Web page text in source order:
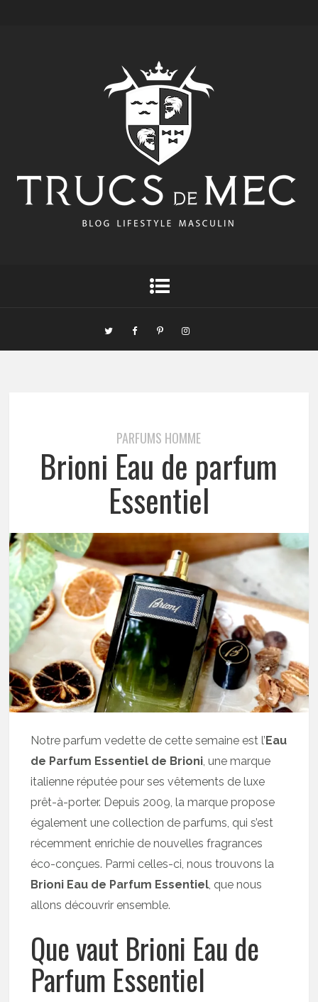
PARFUMS HOMME
Brioni Eau de parfum
Essentiel
Notre parfum vedette de cette semaine est l’ Eau
de Parfum Essentiel de Brioni, une marque
italienne réputée pour ses vêtements de luxe
prêt-à-porter. Depuis 2009, la marque propose
également une collection de parfums, qui s’est
récemment enrichie de nouvelles fragrances
éco-conçues. Parmi celles-ci, nous trouvons la
Brioni Eau de Parfum Essentiel, que nous
allons découvrir ensemble.
Que vaut Brioni Eau de
Parfum Essentiel